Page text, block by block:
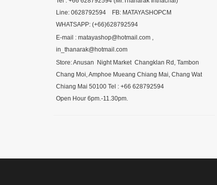
Line: 0628792594 FB: MATAYASHOPCM
WHATSAPP: (+66)628792594
E-mail : matayashop@hotmail.com ,
in_thanarak@hotmail.com
Store: Anusan Night Market Changklan Rd, Tambon
Chang Moi, Amphoe Mueang Chiang Mai, Chang Wat
Chiang Mai 50100 Tel : +66 628792594
Open Hour 6pm.-11.30pm.